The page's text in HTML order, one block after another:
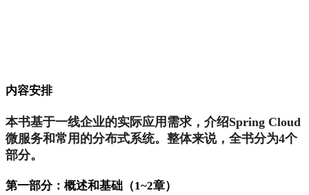
内容安排
本书基于一线企业的实际应用需求，介绍Spring Cloud
微服务和常用的分布式系统。整体来说，全书分为4个
部分。
第一部分：概述和基础（1~2章）